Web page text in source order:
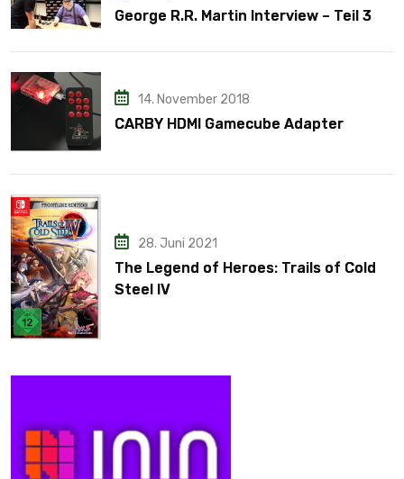
George R.R. Martin Interview – Teil 3
14. November 2018
CARBY HDMI Gamecube Adapter
28. Juni 2021
The Legend of Heroes: Trails of Cold
Steel IV